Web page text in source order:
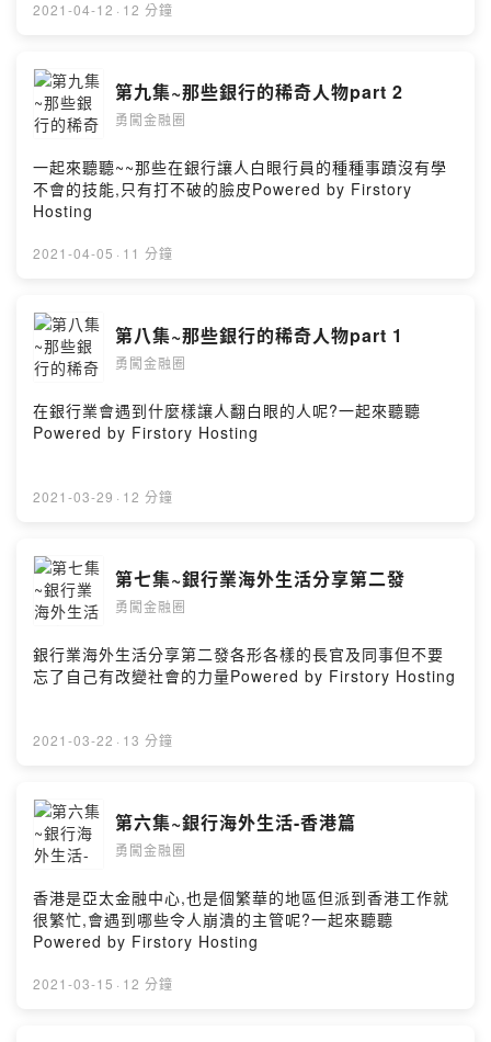
2021-04-12 · 12 分鐘
第九集~那些銀行的稀奇人物part 2
勇闖金融圈
一起來聽聽~~那些在銀行讓人白眼行員的種種事蹟沒有學
不會的技能,只有打不破的臉皮Powered by Firstory
Hosting
2021-04-05 · 11 分鐘
第八集~那些銀行的稀奇人物part 1
勇闖金融圈
在銀行業會遇到什麼樣讓人翻白眼的人呢?一起來聽聽
Powered by Firstory Hosting
2021-03-29 · 12 分鐘
第七集~銀行業海外生活分享第二發
勇闖金融圈
銀行業海外生活分享第二發各形各樣的長官及同事但不要
忘了自己有改變社會的力量Powered by Firstory Hosting
2021-03-22 · 13 分鐘
第六集~銀行海外生活-香港篇
勇闖金融圈
香港是亞太金融中心,也是個繁華的地區但派到香港工作就
很繁忙,會遇到哪些令人崩潰的主管呢?一起來聽聽
Powered by Firstory Hosting
2021-03-15 · 12 分鐘